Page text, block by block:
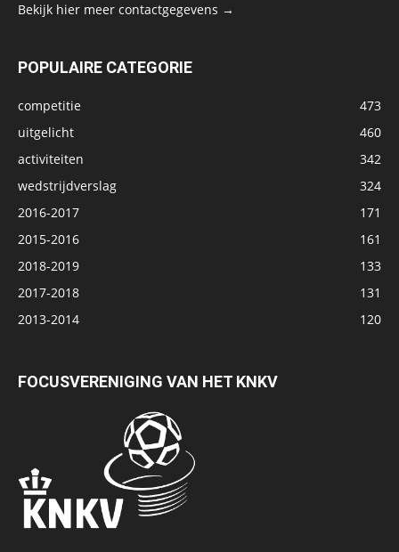
Bekijk hier meer contactgegevens →
POPULAIRE CATEGORIE
competitie
473
uitgelicht
460
activiteiten
342
wedstrijdverslag
324
2016-2017
171
2015-2016
161
2018-2019
133
2017-2018
131
2013-2014
120
FOCUSVERENIGING VAN HET KNKV